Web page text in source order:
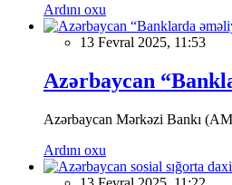
Ardını oxu
13 Fevral 2025, 11:53
Azərbaycan
Azərbaycan Mərkəzi Bankı
Ardını oxu